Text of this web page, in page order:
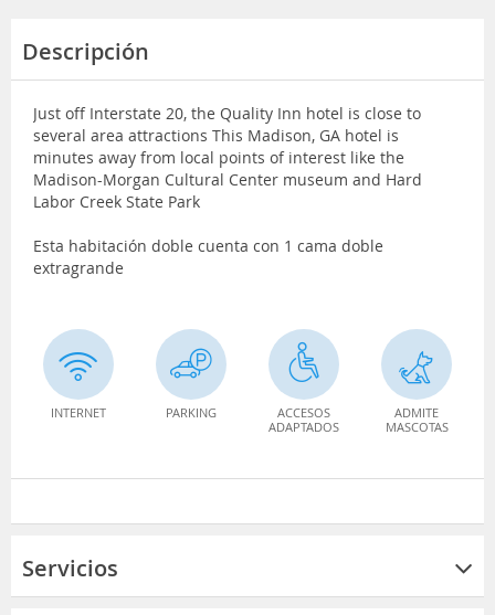
Descripción
Just off Interstate 20, the Quality Inn hotel is close to
several area attractions This Madison, GA hotel is
minutes away from local points of interest like the
Madison-Morgan Cultural Center museum and Hard
Labor Creek State Park
Esta habitación doble cuenta con 1 cama doble
extragrande
INTERNET PARKING
ACCESOS
ADAPTADOS
ADMITE
MASCOTAS
Servicios